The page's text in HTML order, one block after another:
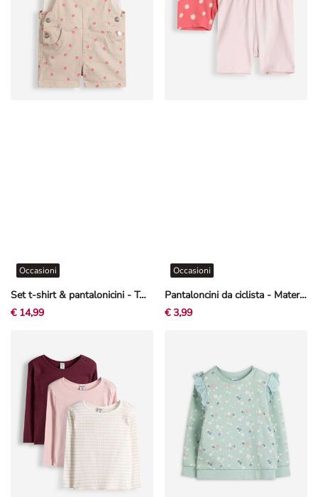
Set t-shirt & pantalonicini - Twill - Beige
Occasioni
€ 14,99
Pantaloncini da ciclista - Materiale morbido
Occasioni
€ 3,99